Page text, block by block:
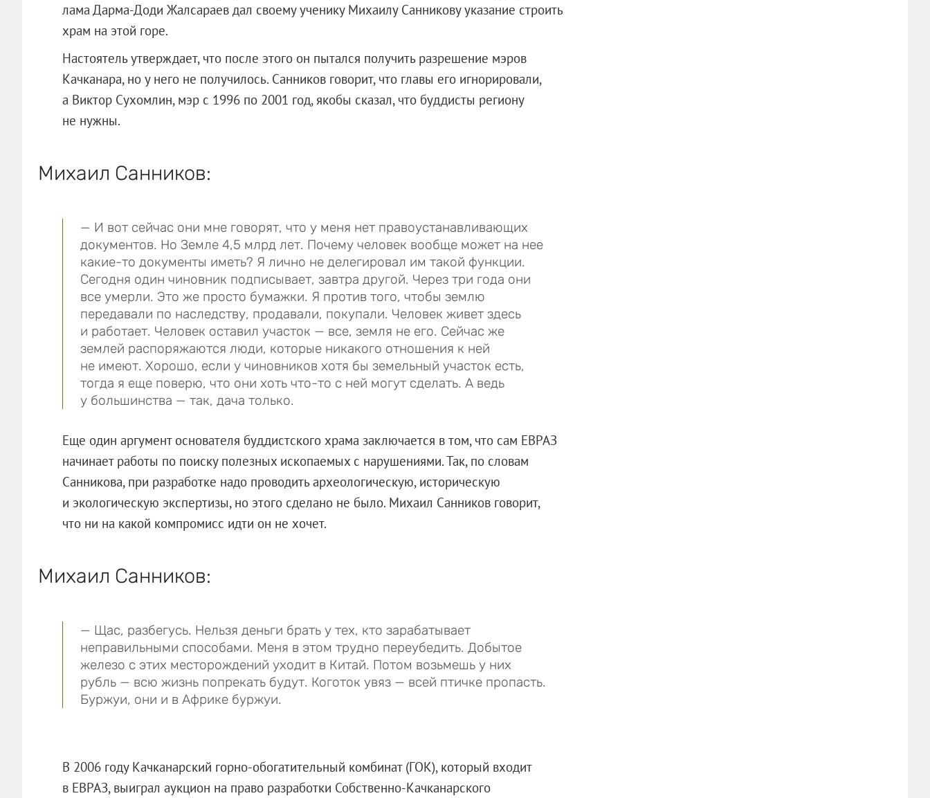
лама Дарма-Доди Жалсараев дал своему ученику Михаилу Санникову указание строить
храм на этой горе.
Настоятель утверждает, что после этого он пытался получить разрешение мэров
Качканара, но у него не получилось. Санников говорит, что главы его игнорировали,
а Виктор Сухомлин, мэр с 1996 по 2001 год, якобы сказал, что буддисты региону
не нужны.
Михаил Санников:
— И вот сейчас они мне говорят, что у меня нет правоустанавливающих
документов. Но Земле 4,5 млрд лет. Почему человек вообще может на нее
какие-то документы иметь? Я лично не делегировал им такой функции.
Сегодня один чиновник подписывает, завтра другой. Через три года они
все умерли. Это же просто бумажки. Я против того, чтобы землю
передавали по наследству, продавали, покупали. Человек живет здесь
и работает. Человек оставил участок — все, земля не его. Сейчас же
землей распоряжаются люди, которые никакого отношения к ней
не имеют. Хорошо, если у чиновников хотя бы земельный участок есть,
тогда я еще поверю, что они хоть что-то с ней могут сделать. А ведь
у большинства — так, дача только.
Еще один аргумент основателя буддистского храма заключается в том, что сам ЕВРАЗ
начинает работы по поиску полезных ископаемых с нарушениями. Так, по словам
Санникова, при разработке надо проводить археологическую, историческую
и экологическую экспертизы, но этого сделано не было. Михаил Санников говорит,
что ни на какой компромисс идти он не хочет.
Михаил Санников:
— Щас, разбегусь. Нельзя деньги брать у тех, кто зарабатывает
неправильными способами. Меня в этом трудно переубедить. Добытое
железо с этих месторождений уходит в Китай. Потом возьмешь у них
рубль — всю жизнь попрекать будут. Коготок увяз — всей птичке пропасть.
Буржуи, они и в Африке буржуи.
В 2006 году Качканарский горно-обогатительный комбинат (ГОК), который входит
в ЕВРАЗ, выиграл аукцион на право разработки Собственно-Качканарского